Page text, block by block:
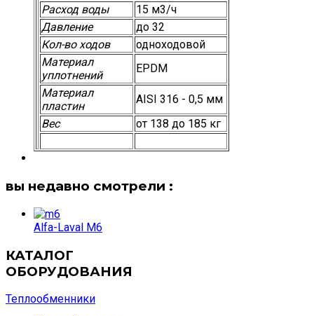
Расход воды
15 м3/ч
Давление
до 32
Кол-во ходов
одноходовой
Материал
уплотнений
EPDM
Материал
пластин
AISI 316 - 0,5 мм
Вес
от 138 до 185 кг
вы недавно смотрели :
Alfa-Laval M6
КАТАЛОГ
ОБОРУДОВАНИЯ
Теплообменники